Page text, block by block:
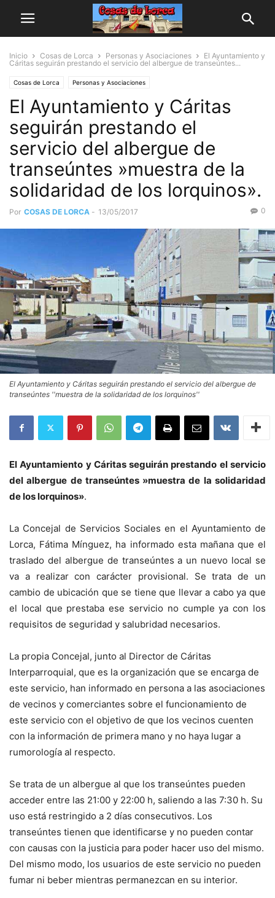
Inicio Cosas de Lorca Personas y Asociaciones
El Ayuntamiento y
Cáritas seguirán prestando el servicio del albergue de transeúntes...
Cosas de Lorca Personas y Asociaciones
El Ayuntamiento y Cáritas
seguirán prestando el
servicio del albergue de
transeúntes »muestra de la
solidaridad de los lorquinos».
Por COSAS DE LORCA - 13/05/2017 0
El Ayuntamiento y Cáritas seguirán prestando el servicio del albergue de
transeúntes ''muestra de la solidaridad de los lorquinos''
El Ayuntamiento y Cáritas seguirán prestando el servicio
del albergue de transeúntes »muestra de la solidaridad
de los lorquinos».
La Concejal de Servicios Sociales en el Ayuntamiento de
Lorca, Fátima Mínguez, ha informado esta mañana que el
traslado del albergue de transeúntes a un nuevo local se
va a realizar con carácter provisional. Se trata de un
cambio de ubicación que se tiene que llevar a cabo ya que
el local que prestaba ese servicio no cumple ya con los
requisitos de seguridad y salubridad necesarios.
La propia Concejal, junto al Director de Cáritas
Interparroquial, que es la organización que se encarga de
este servicio, han informado en persona a las asociaciones
de vecinos y comerciantes sobre el funcionamiento de
este servicio con el objetivo de que los vecinos cuenten
con la información de primera mano y no haya lugar a
rumorología al respecto.
Se trata de un albergue al que los transeúntes pueden
acceder entre las 21:00 y 22:00 h, saliendo a las 7:30 h. Su
uso está restringido a 2 días consecutivos. Los
transeúntes tienen que identificarse y no pueden contar
con causas con la justicia para poder hacer uso del mismo.
Del mismo modo, los usuarios de este servicio no pueden
fumar ni beber mientras permanezcan en su interior.